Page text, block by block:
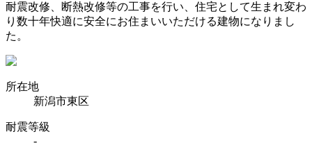
耐震改修、断熱改修等の工事を行い、住宅として生まれ変わ
り数十年快適に安全にお住まいいただける建物になりまし
た。
所在地
新潟市東区
耐震等級
-